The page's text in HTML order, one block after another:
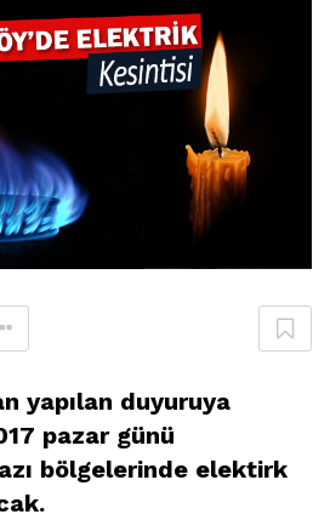
yapılan duyuruya
pazar günü
bölgelerinde elektirk